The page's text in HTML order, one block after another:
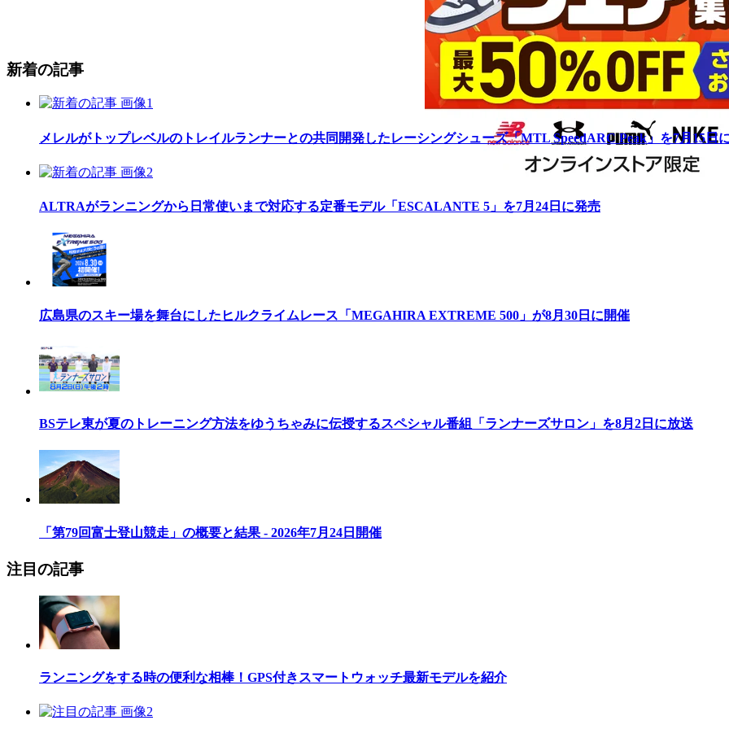
新着の記事
メレルがトップレベルのトレイルランナーとの共同開発したレーシングシューズ「MTL SpeedARC Peak」を7月15日
ALTRAがランニングから日常使いまで対応する定番モデル「ESCALANTE 5」を7月24日に発売
広島県のスキー場を舞台にしたヒルクライムレース「MEGAHIRA EXTREME 500」が8月30日に開催
BSテレ東が夏のトレーニング方法をゆうちゃみに伝授するスペシャル番組「ランナーズサロン」を8月2日に放送
「第79回富士登山競走」の概要と結果 - 2026年7月24日開催
注目の記事
ランニングをする時の便利な相棒！GPS付きスマートウォッチ最新モデルを紹介